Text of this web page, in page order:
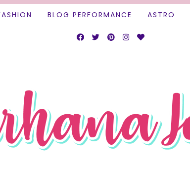
BLOG PERFORMANCE ASTRO